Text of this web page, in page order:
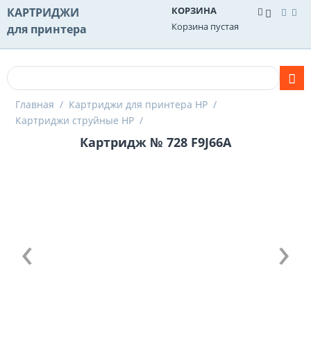
КАРТРИДЖИ
для принтера
КОРЗИНА
Корзина пустая
Главная / Картриджи для принтера HP /
Картриджи струйные HP /
Картридж № 728 F9J66A